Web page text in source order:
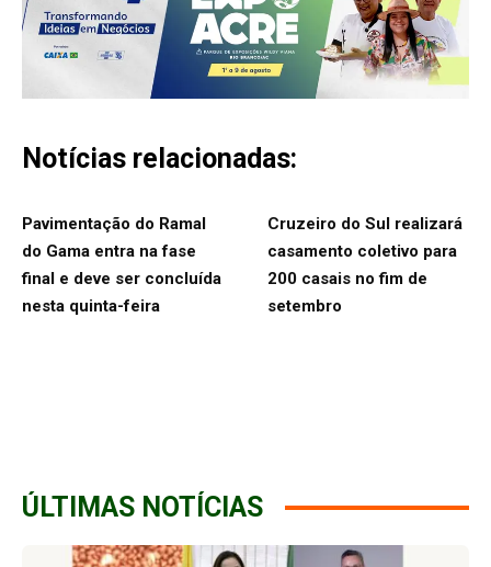
Notícias relacionadas:
Pavimentação do Ramal
do Gama entra na fase
final e deve ser concluída
nesta quinta-feira
Cruzeiro do Sul realizará
casamento coletivo para
200 casais no fim de
setembro
ÚLTIMAS NOTÍCIAS